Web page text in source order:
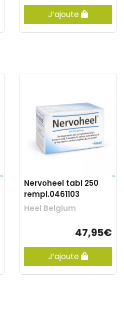
J’ajoute
Nervoheel tabl 250
rempl.0461103
Heel Belgium
47,95€
J’ajoute